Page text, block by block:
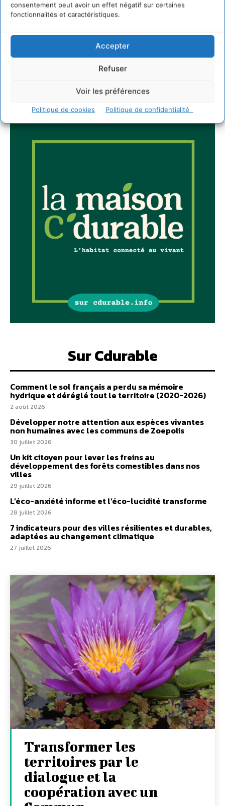
consentement peut avoir un effet négatif sur certaines
fonctionnalités et caractéristiques.
Accepter
Refuser
Voir les préférences
Politique de cookies Politique de confidentialité
Newsletter
Sur Cdurable
Comment le sol français a perdu sa mémoire
hydrique et déréglé tout le territoire (2020-2026)
2 août 2026
Développer notre attention aux espèces vivantes
non humaines avec les communs de Zoepolis
30 juillet 2026
Un kit citoyen pour lever les freins au
développement des forêts comestibles dans nos
villes
29 juillet 2026
L’éco-anxiété informe et l’éco-lucidité transforme
28 juillet 2026
7 indicateurs pour des villes résilientes et durables,
adaptées au changement climatique
27 juillet 2026
Transformer les
territoires par le
dialogue et la
coopération avec un